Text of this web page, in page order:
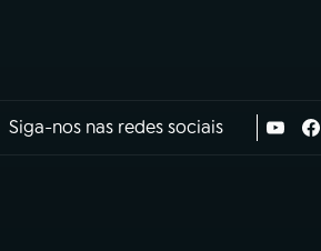
Siga-nos nas redes sociais